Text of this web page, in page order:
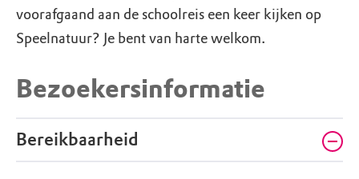
voorafgaand aan de schoolreis een keer kijken op
Speelnatuur? Je bent van harte welkom.
Bezoekersinformatie
Bereikbaarheid